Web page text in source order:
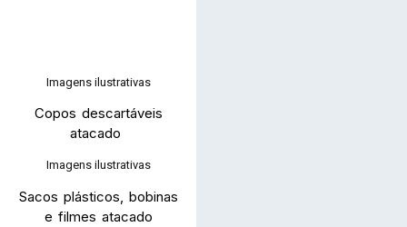
Imagens ilustrativas
Copos descartáveis
atacado
Imagens ilustrativas
Sacos plásticos, bobinas
e filmes atacado